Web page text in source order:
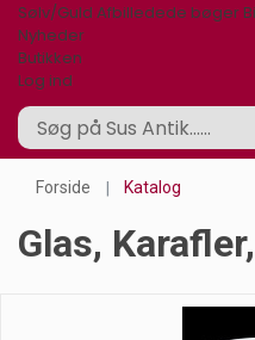
Sølv/Guld Afbilledede bøger
Nyheder
Butikken
Log ind
Forside Katalog
Glas,